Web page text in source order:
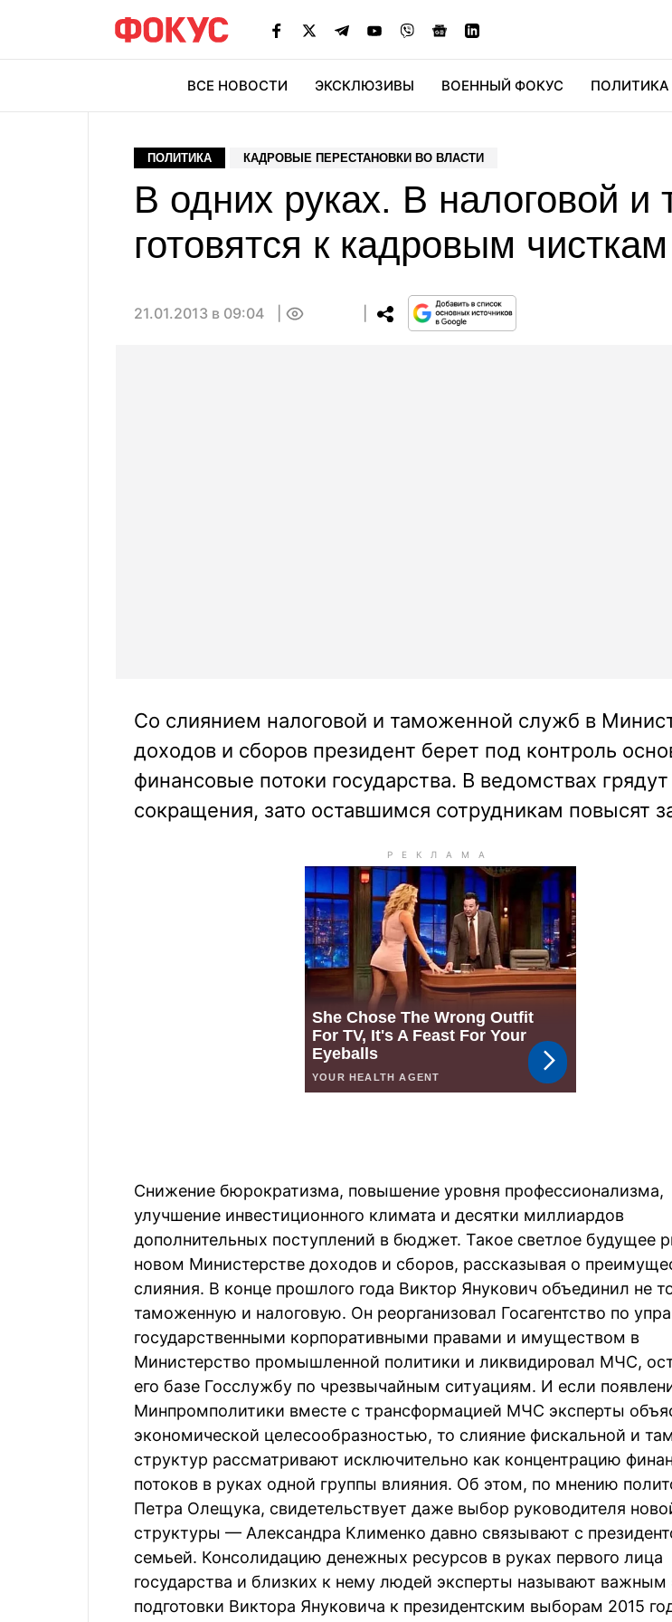
ВСЕ НОВОСТИ ЭКСКЛЮЗИВЫ ВОЕННЫЙ ФОКУС ПОЛИТИКА
ПОЛИТИКА КАДРОВЫЕ ПЕРЕСТАНОВКИ ВО ВЛАСТИ
В одних руках. В налоговой
готовятся к кадровым чисткам
21.01.2013 в 09:04
Со слиянием налоговой и таможенной служб в
доходов и сборов президент берет под контроль
финансовые потоки государства. В ведомствах грядут
сокращения, зато оставшимся сотрудникам повысят
Снижение бюрократизма, повышение уровня профессионализма,
улучшение инвестиционного климата и десятки миллиардов
дополнительных поступлений в бюджет. Такое светлое будущее
новом Министерстве доходов и сборов, рассказывая о
слияния. В конце прошлого года Виктор Янукович объединил не
таможенную и налоговую. Он реорганизовал Госагентство по
государственными корпоративными правами и имуществом в
Министерство промышленной политики и ликвидировал МЧС,
его базе Госслужбу по чрезвычайным ситуациям. И если
Минпромполитики вместе с трансформацией МЧС эксперты
экономической целесообразностью, то слияние фискальной и
структур рассматривают исключительно как концентрацию
потоков в руках одной группы влияния. Об этом, по мнению
Петра Олещука, свидетельствует даже выбор руководителя
структуры — Александра Клименко давно связывают с
семьей. Консолидацию денежных ресурсов в руках первого лица
государства и близких к нему людей эксперты называют важным
подготовки Виктора Януковича к президентским выборам 2015